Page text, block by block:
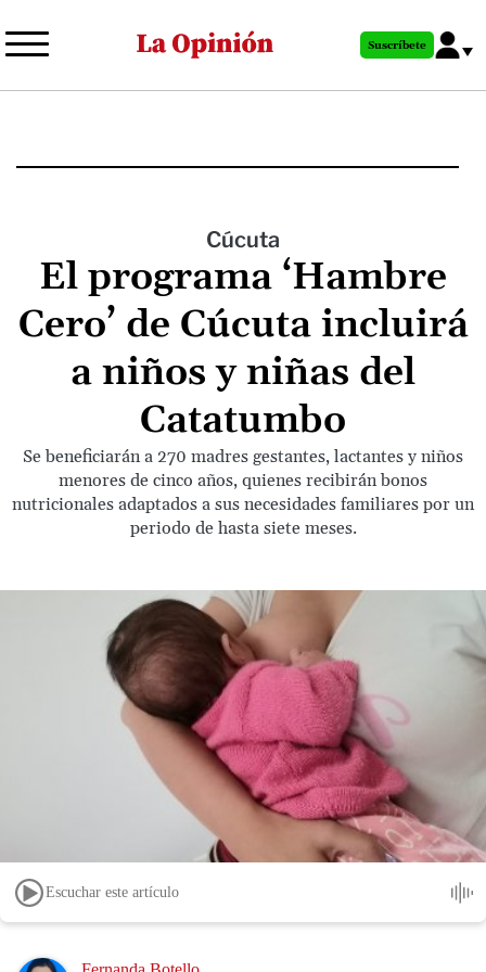
al
principal
Suscríbete
Cúcuta
El programa ‘Hambre
Cero’ de Cúcuta incluirá
a niños y niñas del
Catatumbo
Se beneficiarán a 270 madres gestantes, lactantes y niños
menores de cinco años, quienes recibirán bonos
nutricionales adaptados a sus necesidades familiares por un
periodo de hasta siete meses.
Escuchar este artículo